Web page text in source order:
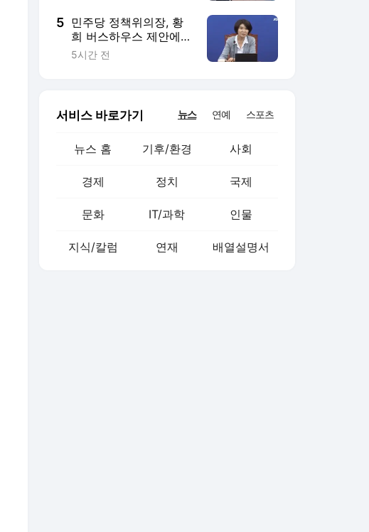
5 민주당 정책위의장, 황
희 버스하우스 제안에
"해프닝, 청년에 죄송"
5시간 전
서비스 바로가기 뉴스 연예 스포츠
뉴스 홈 기후/환경 사회
경제 정치 국제
문화 IT/과학 인물
지식/칼럼 연재 배열설명서